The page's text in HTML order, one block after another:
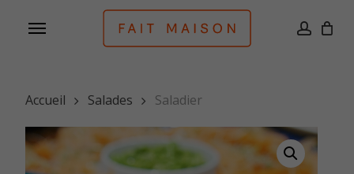
Menu
Accueil Salades Saladier